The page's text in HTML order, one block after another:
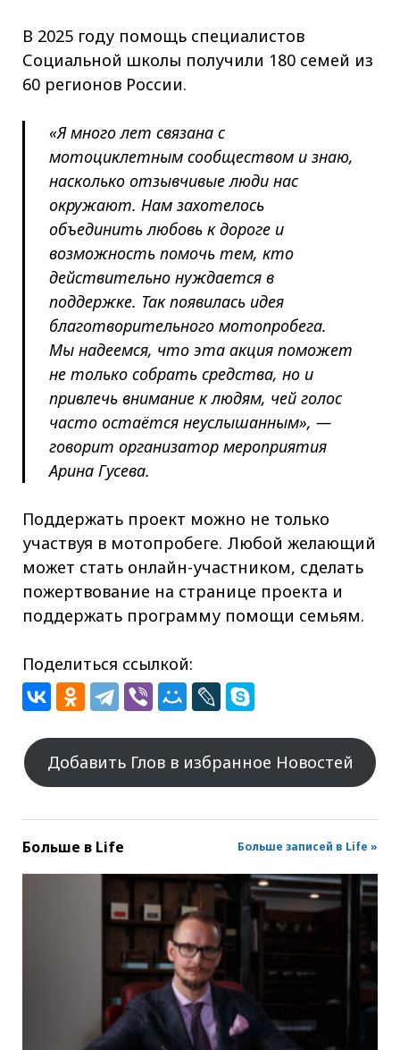
В 2025 году помощь специалистов
Социальной школы получили 180 семей из
60 регионов России.
«Я много лет связана с
мотоциклетным сообществом и знаю,
насколько отзывчивые люди нас
окружают. Нам захотелось
объединить любовь к дороге и
возможность помочь тем, кто
действительно нуждается в
поддержке. Так появилась идея
благотворительного мотопробега.
Мы надеемся, что эта акция поможет
не только собрать средства, но и
привлечь внимание к людям, чей голос
часто остаётся неуслышанным», —
говорит организатор мероприятия
Арина Гусева.
Поддержать проект можно не только
участвуя в мотопробеге. Любой желающий
может стать онлайн-участником, сделать
пожертвование на странице проекта и
поддержать программу помощи семьям.
Поделиться ссылкой:
Добавить Глов в избранное Новостей
Больше в Life Больше записей в Life »